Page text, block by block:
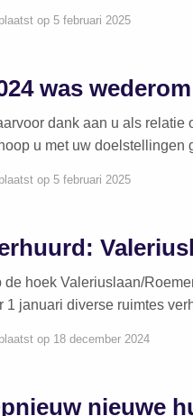
op 5 februari 2025
was
dank aan u als relatie
hoop u met uw doelstellingen
op 5 februari 2025
de hoek Valeriuslaan/
1 januari diverse ruimtes
op 18 december 2024
nieuwe